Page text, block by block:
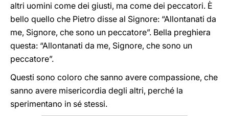
altri uomini come dei giusti, ma come dei peccatori. È
bello quello che Pietro disse al Signore: “Allontanati da
me, Signore, che sono un peccatore”. Bella preghiera
questa: “Allontanati da me, Signore, che sono un
peccatore”.
Questi sono coloro che sanno avere compassione, che
sanno avere misericordia degli altri, perché la
sperimentano in sé stessi.